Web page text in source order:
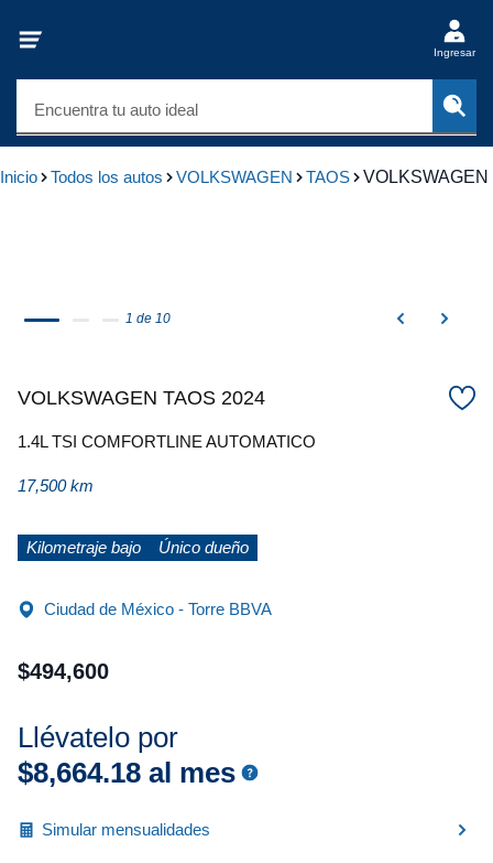
Ingresar
Encuentra tu auto ideal
Inicio Todos los autos VOLKSWAGEN TAOS VOLKSWAGEN
1 de 10
VOLKSWAGEN TAOS 2024
1.4L TSI COMFORTLINE AUTOMATICO
17,500 km
Kilometraje bajo Único dueño
Ciudad de México - Torre BBVA
$494,600
Llévatelo por
$8,664.18 al mes
Simular mensualidades